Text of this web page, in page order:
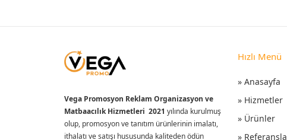
Vega Promosyon Reklam Organizasyon ve
Matbaacılık Hizmetleri 2021 yılında kurulmuş
olup, promosyon ve tanıtım ürünlerinin imalatı,
ithalatı ve satışı hususunda kaliteden ödün
Hızlı Menü
» Anasayfa
» Hizmetler
» Ürünler
»